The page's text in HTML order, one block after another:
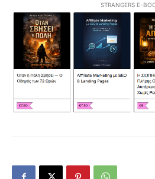
STRANGERS E-